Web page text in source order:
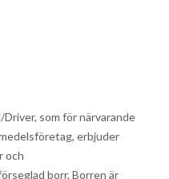
som för närvarande
erbjuder
och
borr. Borren är